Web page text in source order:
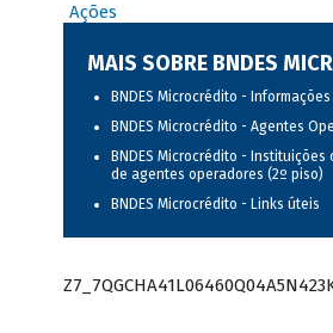
Ações
MAIS SOBRE BNDES
BNDES Microcrédito -
BNDES Microcrédito - Agentes
BNDES Microcrédito - Instituições
de agentes operadores (2º piso)
BNDES Microcrédito - Links úteis